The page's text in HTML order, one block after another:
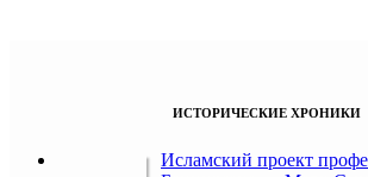
ИСТОРИЧЕСКИЕ ХРОНИКИ
Исламский проект